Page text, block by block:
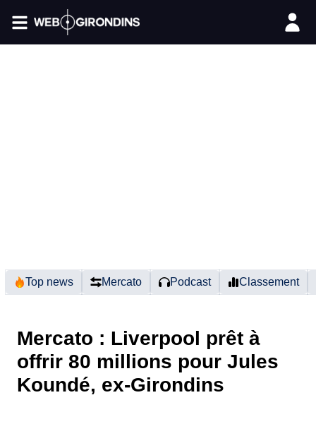
Top news Mercato Podcast Classement
Mercato : Liverpool prêt à
offrir 80 millions pour Jules
Koundé, ex-Girondins